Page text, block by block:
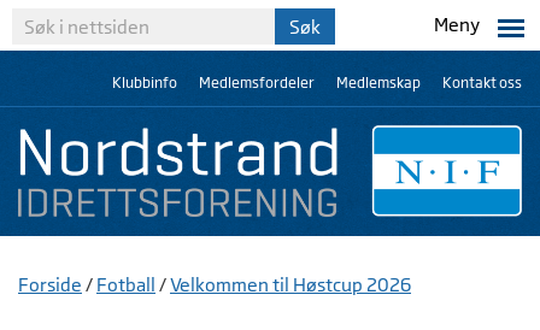
Meny
Klubbinfo Medlemsfordeler Medlemskap Kontakt oss
Forside / Fotball /Velkommen til Høstcup 2026